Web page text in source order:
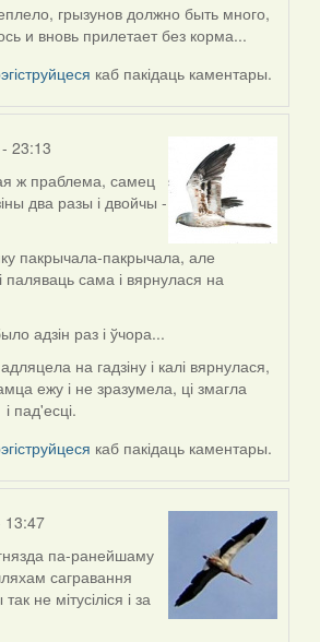
грызунов должно быть много,
и вновь прилетает без корма...
каб пакідаць каментары.
23:13
ж праблема, самец
два разы і двойчы -
пакрычала-пакрычала, але
паляваць сама і вярнулася на
адзін раз і ўчора...
на гадзіну і калі вярнулася,
ежу і не зразумела, ці змагла
пад'есці.
каб пакідаць каментары.
па-ранейшаму
сагравання
не мітусіліся і за